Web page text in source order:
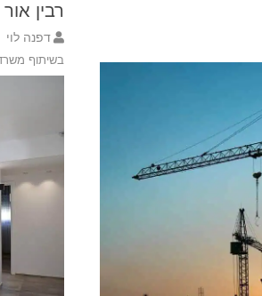
רבין
דפנה לוי
בשיתוף